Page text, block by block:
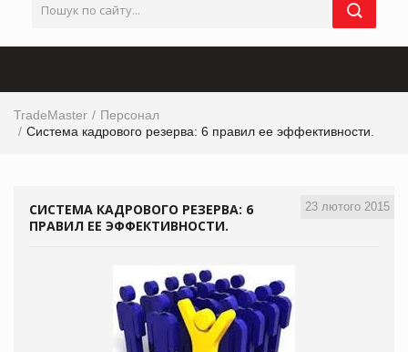
TradeMaster
Персонал
Система кадрового резерва: 6 правил ее эффективности.
23 лютого 2015
СИСТЕМА КАДРОВОГО РЕЗЕРВА: 6
ПРАВИЛ ЕЕ ЭФФЕКТИВНОСТИ.